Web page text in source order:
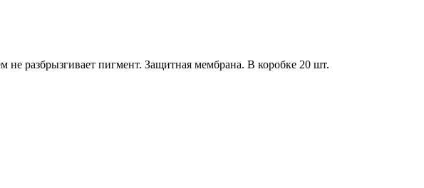
разбрызгивает пигмент. Защитная мембрана. В коробке 20 шт.